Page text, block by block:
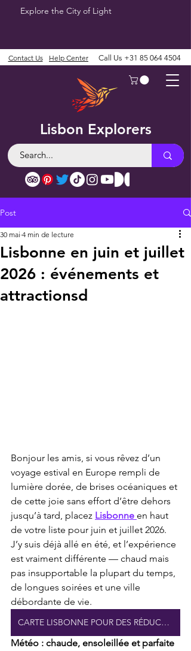
Explore the City of Light
Lisbon Explorers
Contact Us Help Center Call Us +31 85 064 4504
Post
Lisbonne en juin et juillet
2026 : événements et
attractionsd
30 mai 4 min de lecture
Bonjour les amis, si vous rêvez d’un
voyage estival en Europe rempli de
lumière dorée, de brises océaniques et
de cette joie sans effort d’être dehors
jusqu’à tard, placez Lisbonne en haut
de votre liste pour juin et juillet 2026.
J’y suis déjà allé en été, et l’expérience
est vraiment différente — chaud mais
pas insupportable la plupart du temps,
de longues soirées et une ville
débordante de vie.
CARTE LISBONNE POUR DES RÉDUCTIONS
Météo : chaude, ensoleillée et parfaite